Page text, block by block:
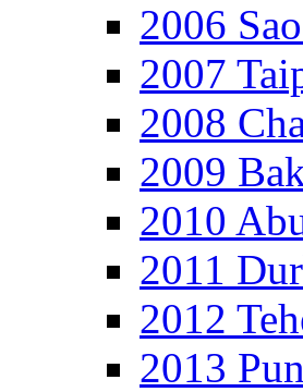
2006
2007
2008
2009
2010
2011
2012
2013